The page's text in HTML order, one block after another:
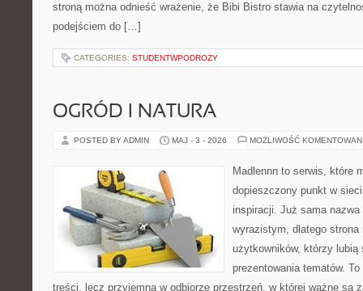
stroną można odnieść wrażenie, że Bibi Bistro stawia na
podejściem do […]
CATEGORIES: STUDENTWPODROZY
OGRÓD I NATURA
POSTED BY ADMIN MAJ - 3 - 2026 MOŻLIWOŚĆ
Madlennn to serwis, które
dopieszczony punkt w
inspiracji. Już sama
wyrazistym, dlatego
użytkowników, którzy lubią
prezentowania tematów.
treści, lecz przyjemna w odbiorze przestrzeń, w której ważne są